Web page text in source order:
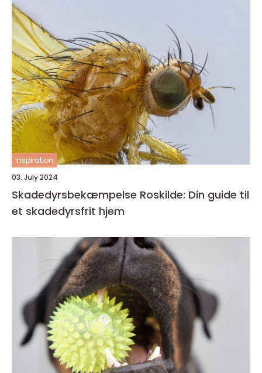
inspiration
03. July 2024
Skadedyrsbekæmpelse Roskilde: Din guide til
et skadedyrsfrit hjem